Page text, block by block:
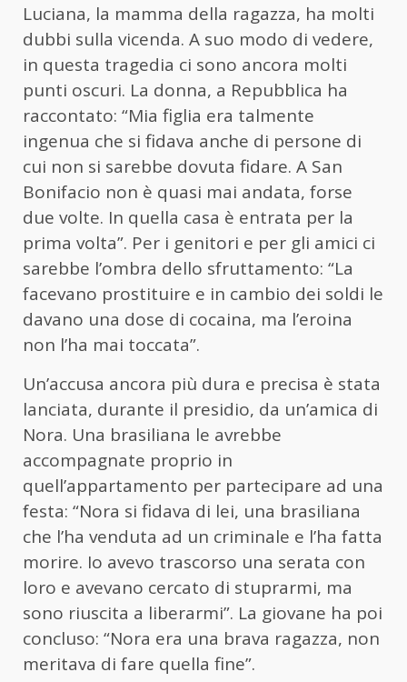
Luciana, la mamma della ragazza, ha molti
dubbi sulla vicenda. A suo modo di vedere,
in questa tragedia ci sono ancora molti
punti oscuri. La donna, a Repubblica ha
raccontato: “Mia figlia era talmente
ingenua che si fidava anche di persone di
cui non si sarebbe dovuta fidare. A San
Bonifacio non è quasi mai andata, forse
due volte. In quella casa è entrata per la
prima volta”. Per i genitori e per gli amici ci
sarebbe l’ombra dello sfruttamento: “La
facevano prostituire e in cambio dei soldi le
davano una dose di cocaina, ma l’eroina
non l’ha mai toccata”.
Un’accusa ancora più dura e precisa è stata
lanciata, durante il presidio, da un’amica di
Nora. Una brasiliana le avrebbe
accompagnate proprio in
quell’appartamento per partecipare ad una
festa: “Nora si fidava di lei, una brasiliana
che l’ha venduta ad un criminale e l’ha fatta
morire. Io avevo trascorso una serata con
loro e avevano cercato di stuprarmi, ma
sono riuscita a liberarmi”. La giovane ha poi
concluso: “Nora era una brava ragazza, non
meritava di fare quella fine”.